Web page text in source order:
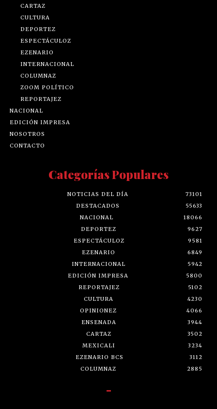
CARTAZ
CULTURA
DEPORTEZ
ESPECTÁCULOZ
EZENARIO
INTERNACIONAL
COLUMNAZ
ZOOM POLÍTICO
REPORTAJEZ
NACIONAL
EDICIÓN IMPRESA
NOSOTROS
CONTACTO
Categorías Populares
NOTICIAS DEL DÍA
73101
DESTACADOS
55633
NACIONAL
18066
DEPORTEZ
9627
ESPECTÁCULOZ
9581
EZENARIO
6849
INTERNACIONAL
5942
EDICIÓN IMPRESA
5800
REPORTAJEZ
5102
CULTURA
4230
OPINIONEZ
4066
ENSENADA
3944
CARTAZ
3502
MEXICALI
3234
EZENARIO BCS
3112
COLUMNAZ
2885
-